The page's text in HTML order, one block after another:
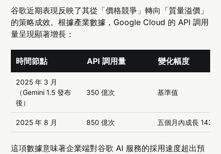
谷歌近期表現反映了其從「價格競爭」轉向「質量溢價」
的策略成效。根據產業數據，Google Cloud 的 API 調用
量呈現顯著增長：
時間節點 API 調用量 變化幅度
2025 年 3 月
（Gemini 1.5 發布
後）
350 億次 基準值
2025 年 8 月 850 億次 五個月內成長 143%
這項數據意味著企業端對谷歌 AI 服務的採用速度超出預